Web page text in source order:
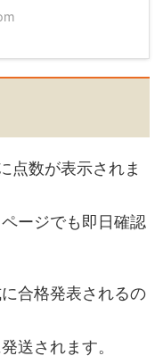
点数が表示されま
ージでも即日確認
合格発表されるの
送されます。